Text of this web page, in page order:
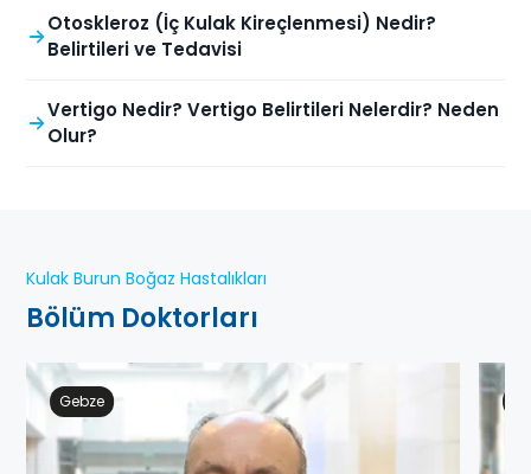
Otoskleroz (İç Kulak Kireçlenmesi) Nedir?
Belirtileri ve Tedavisi
Vertigo Nedir? Vertigo Belirtileri Nelerdir? Neden
Olur?
Kulak Burun Boğaz Hastalıkları
Bölüm Doktorları
Gebze